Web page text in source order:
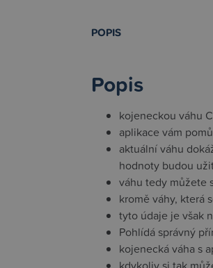
POPIS
Popis
kojeneckou váhu
aplikace vám
aktuální váhu
hodnoty budou
váhu tedy můžete
kromě váhy, která
tyto údaje je však
Pohlídá správný
kojenecká váha s